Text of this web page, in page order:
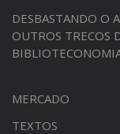
DESBASTANDO O
OUTROS TRECOS
MERCADO
TEXTOS